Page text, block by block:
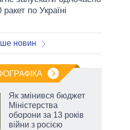
ракет по Україні
новин
Як змінився бюджет
Міністерства
оборони за 13 років
війни з росією